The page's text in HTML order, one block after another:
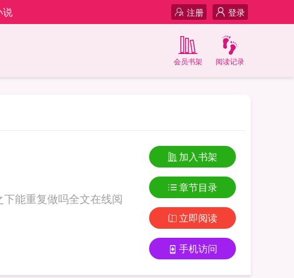
说 登录
注册
阅读记录
会员书架
能重复做吗全文在线阅
加入书架
章节目录
立即阅读
手机访问